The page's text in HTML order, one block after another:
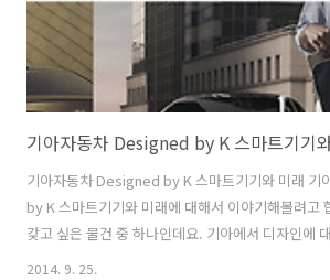
기아자동차 Designed by K 스마트기기
기아자동차 Designed by K 스마트기기와 미래 기
by K 스마트기기와 미래에 대해서 이야기해볼려고
갖고 싶은 물건 중 하나인데요. 기아에서 디자인에
리로 다양한 이야기를 우리에게 보여주고 있네요. 영
2014. 9. 25.